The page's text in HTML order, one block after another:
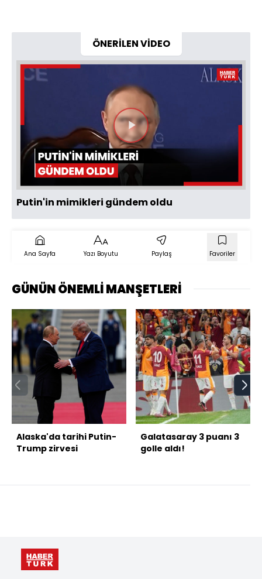
ÖNERİLEN VİDEO
Videoyu
Oynat
Putin'in mimikleri gündem oldu
Ana Sayfa Yazı Boyutu Paylaş Favoriler
GÜNÜN ÖNEMLİ MANŞETLERİ
Alaska'da tarihi Putin-
Trump zirvesi
Galatasaray 3 puanı 3
golle aldı!